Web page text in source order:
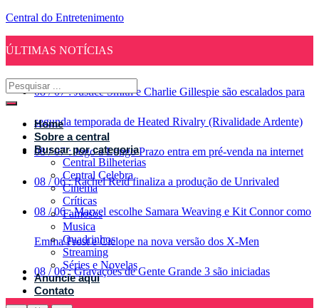
Central do Entretenimento
ÚLTIMAS NOTÍCIAS
08 / 07 : Justice Smith e Charlie Gillespie são escalados para
segunda temporada de Heated Rivalry (Rivalidade Ardente)
08 / 07 : Jogo a Longo Prazo entra em pré-venda na internet
08 / 06 : Rachel Reid finaliza a produção de Unrivaled
08 / 06 : Marvel escolhe Samara Weaving e Kit Connor como
Emma Frost e Ciclope na nova versão dos X-Men
08 / 06 : Gravações de Gente Grande 3 são iniciadas
Home
Sobre a central
Buscar por categoria
Central Bilheterias
Central Celebra
Cinema
Críticas
Famosos
Musica
Quadrinhos
Streaming
Séries e Novelas
Anuncie aqui
Contato